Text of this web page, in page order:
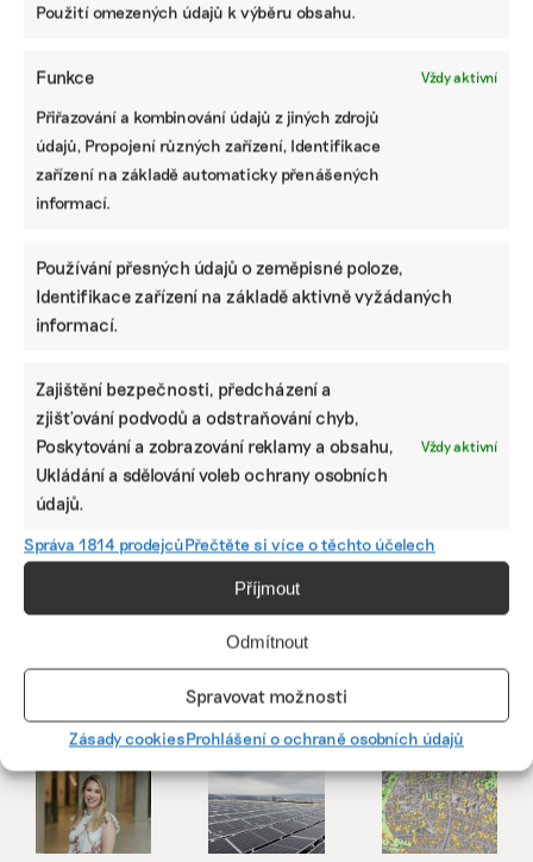
Použití omezených údajů k výběru obsahu.
Funkce Vždy aktivní
Přiřazování a kombinování údajů z jiných zdrojů
údajů, Propojení různých zařízení, Identifikace
zařízení na základě automaticky přenášených
informací.
Používání přesných údajů o zeměpisné poloze,
Identifikace zařízení na základě aktivně vyžádaných
informací.
Zajištění bezpečnosti, předcházení a
zjišťování podvodů a odstraňování chyb,
Poskytování a zobrazování reklamy a obsahu,
Ukládání a sdělování voleb ochrany osobních
údajů.
Vždy aktivní
Správa 1814 prodejcůPřečtěte si více o těchto účelech
Příjmout
Odmítnout
Spravovat možnosti
Zásady cookiesProhlášení o ochraně osobních údajů
která by jinak nevznikla.
PODOBNÉ PŘÍSPĚVKY